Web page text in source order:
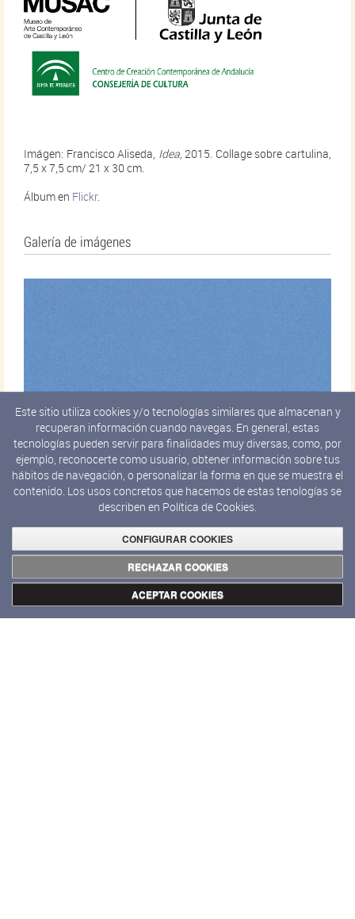
Imágen: Francisco Aliseda, Idea, 2015. Collage sobre cartulina,
7,5 x 7,5 cm/ 21 x 30 cm.
Álbum en Flickr.
Galería de imágenes
Este sitio utiliza cookies y/o tecnologías similares que almacenan y
recuperan información cuando navegas. En general, estas
tecnologías pueden servir para finalidades muy diversas, como, por
ejemplo, reconocerte como usuario, obtener información sobre tus
hábitos de navegación, o personalizar la forma en que se muestra el
contenido. Los usos concretos que hacemos de estas tenologías se
describen en Política de Cookies.
CONFIGURAR COOKIES
RECHAZAR COOKIES
ACEPTAR COOKIES